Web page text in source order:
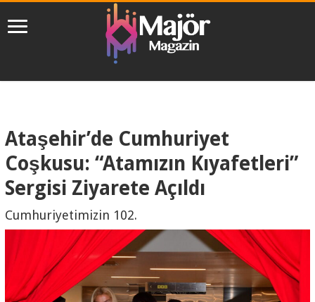
Ataşehir’de Cumhuriyet
Coşkusu: “Atamızın Kıyafetleri”
Sergisi Ziyarete Açıldı
Cumhuriyetimizin 102.